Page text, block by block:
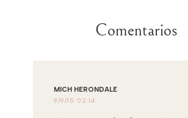
Comentarios
MICH HERONDALE
9/9/15 02:14